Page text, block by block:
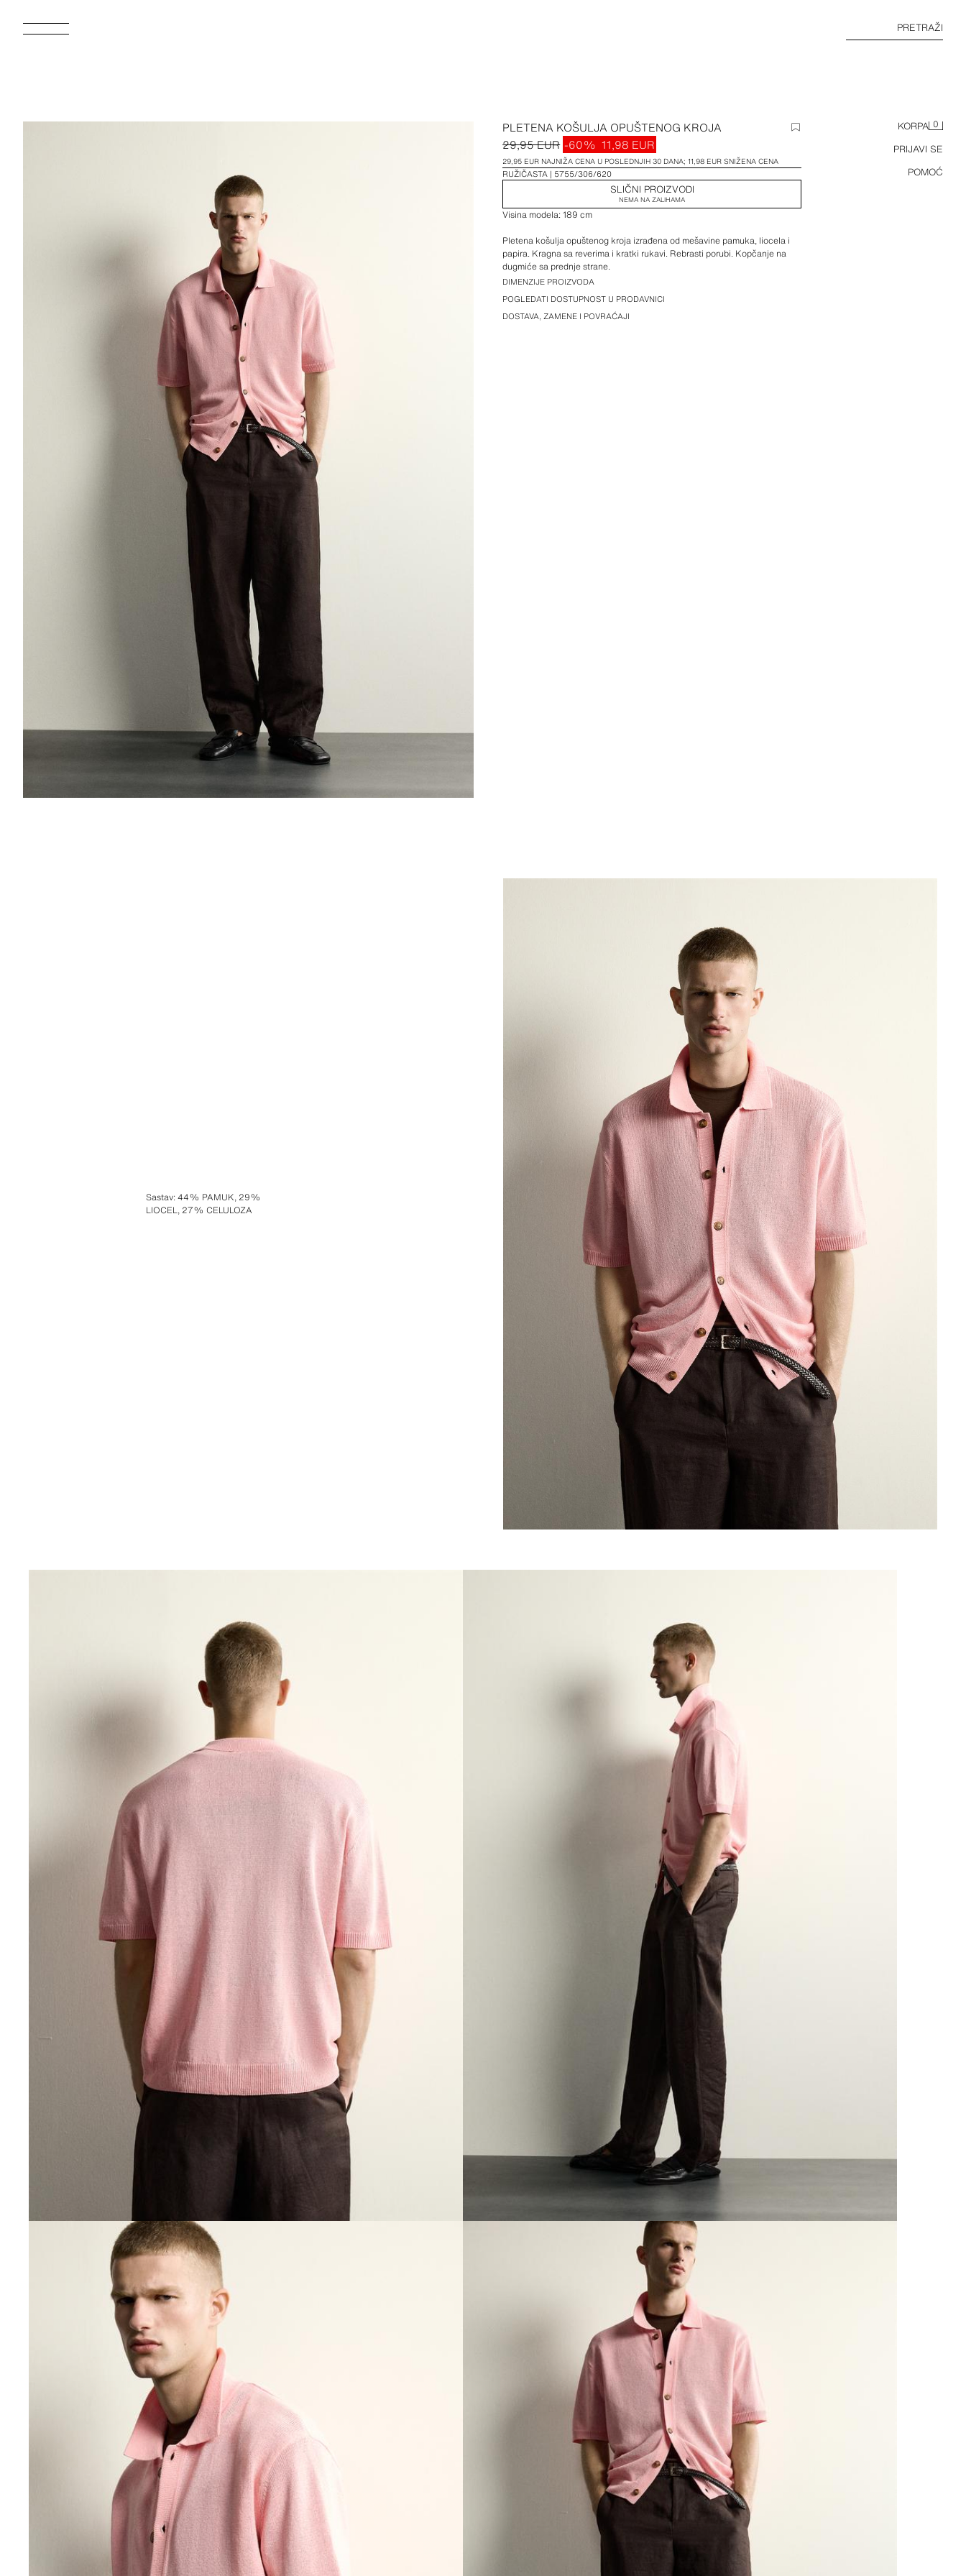
PRETRAŽI
KORPA 0
PRIJAVI SE
POMOĆ
PLETENA KOŠULJA OPUŠTENOG KROJA
29,95 EUR -60% 11,98 EUR
29,95 EUR NAJNIŽA CENA U POSLEDNJIH 30 DANA; 11,98 EUR SNIŽENA CENA
RUŽIČASTA 5755/306/620
SLIČNI PROIZVODI
NEMA NA ZALIHAMA
Visina modela: 189 cm
Pletena košulja opuštenog kroja izrađena od mešavine pamuka, liocela i
papira. Kragna sa reverima i kratki rukavi. Rebrasti porubi. Kopčanje na
dugmiće sa prednje strane.
DIMENZIJE PROIZVODA
POGLEDATI DOSTUPNOST U PRODAVNICI
DOSTAVA, ZAMENE I POVRAĆAJI
Sastav:44% PAMUK, 29%
LIOCEL, 27% CELULOZA